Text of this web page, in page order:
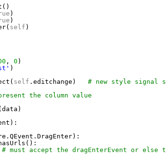
)
)
self )
, 0 )
)
self .editchange) # new style signal
the column value
# must accept the dragEnterEvent or else